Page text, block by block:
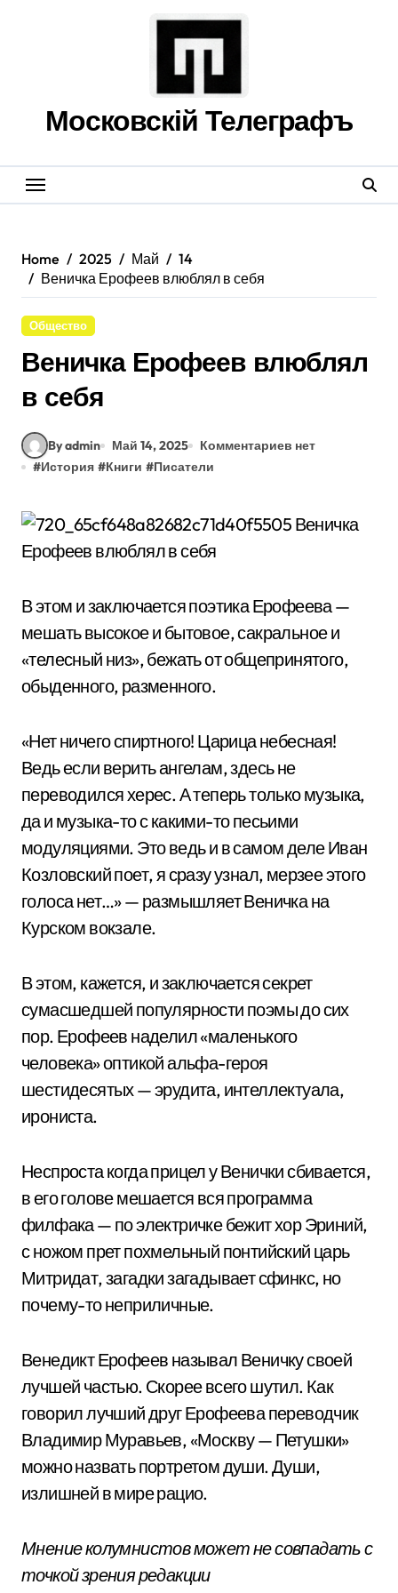
Московскій Телеграфъ
Home 2025 Май
14
Веничка Ерофеев влюблял в себя
Общество
Веничка Ерофеев влюблял
в себя
By admin Май 14, 2025
Комментариев нет
#История #Книги #Писатели
В этом и заключается поэтика Ерофеева —
мешать высокое и бытовое, сакральное и
«телесный низ», бежать от общепринятого,
обыденного, разменного.
«Нет ничего спиртного! Царица небесная!
Ведь если верить ангелам, здесь не
переводился херес. А теперь только музыка,
да и музыка-то с какими-то песьими
модуляциями. Это ведь и в самом деле Иван
Козловский поет, я сразу узнал, мерзее этого
голоса нет…» — размышляет Веничка на
Курском вокзале.
В этом, кажется, и заключается секрет
сумасшедшей популярности поэмы до сих
пор. Ерофеев наделил «маленького
человека» оптикой альфа-героя
шестидесятых — эрудита, интеллектуала,
ирониста.
Неспроста когда прицел у Венички сбивается,
в его голове мешается вся программа
филфака — по электричке бежит хор Эриний,
с ножом прет похмельный понтийский царь
Митридат, загадки загадывает сфинкс, но
почему-то неприличные.
Венедикт Ерофеев называл Веничку своей
лучшей частью. Скорее всего шутил. Как
говорил лучший друг Ерофеева переводчик
Владимир Муравьев, «Москву — Петушки»
можно назвать портретом души. Души,
излишней в мире рацио.
Мнение колумнистов может не совпадать с
точкой зрения редакции